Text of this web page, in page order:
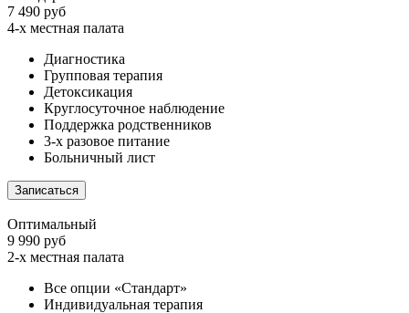
7 490 руб
4-х местная палата
Диагностика
Групповая терапия
Детоксикация
Круглосуточное наблюдение
Поддержка родственников
3-х разовое питание
Больничный лист
Записаться
Оптимальный
9 990 руб
2-х местная палата
Все опции «Стандарт»
Индивидуальная терапия